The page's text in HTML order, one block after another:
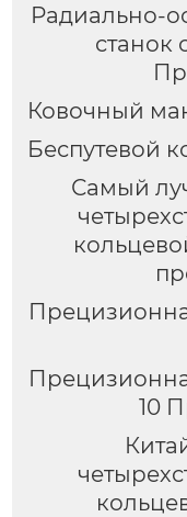
Радиально-
станок
Ковочный
Беспутевой
Самый
10